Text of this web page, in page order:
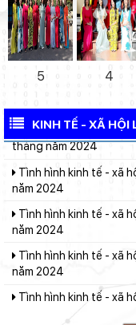
5 4
KINH TẾ - XÃ HỘI
2024
Tình hình kinh tế - xã hội tỉnh Lâm Đồng ước tháng 11 và 11
tháng năm 2024
Tình hình kinh tế - xã hội tỉnh Lâm Đồng ước tháng 9 và 9 tháng
năm 2024
năm 2024
năm 2024
năm 2024
năm 2024